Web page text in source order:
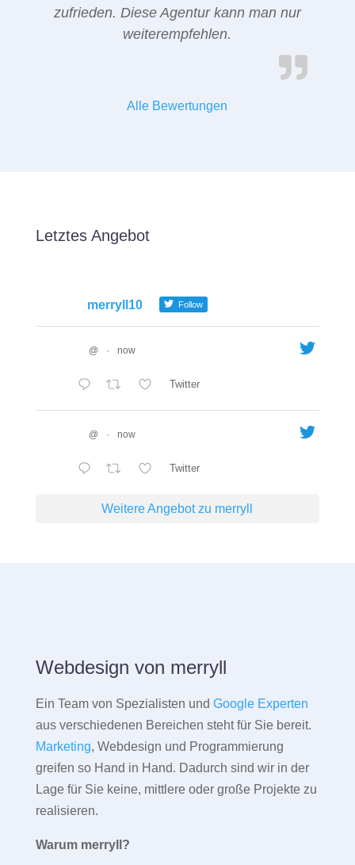
zufrieden. Diese Agentur kann man nur
weiterempfehlen.
Alle Bewertungen
Letztes Angebot
merryll10 Follow
@ · now
Twitter
@ · now
Twitter
Weitere Angebot zu merryll
Webdesign von merryll
Ein Team von Spezialisten und Google Experten
aus verschiedenen Bereichen steht für Sie bereit.
Marketing, Webdesign und Programmierung
greifen so Hand in Hand. Dadurch sind wir in der
Lage für Sie keine, mittlere oder große Projekte zu
realisieren.
Warum merryll?